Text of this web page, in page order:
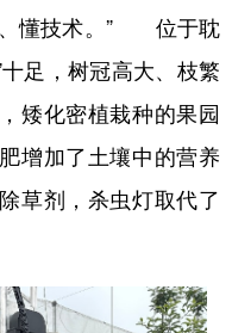
、懂技术。” 位于耽
足，树冠高大、枝繁
矮化密植栽种的果园
增加了土壤中的营养
草剂，杀虫灯取代了